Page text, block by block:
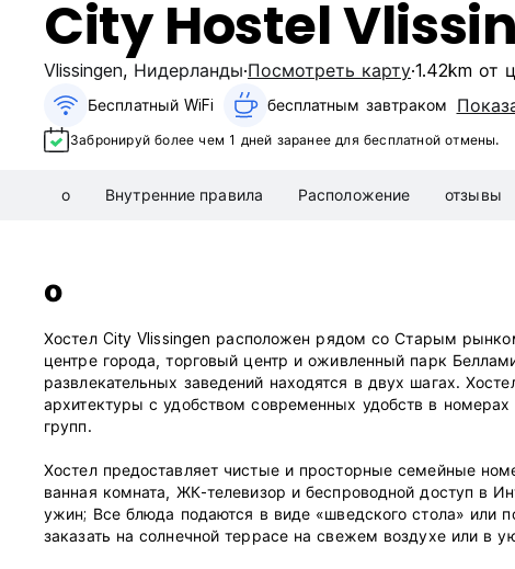
City Hostel
Vlissingen, Нидерланды Посмотреть карту 1.42km от
Бесплатный WiFi бесплатным завтраком‎
Забронируй более чем 1 дней заранее для бесплатной отмены.
о Внутренние правила Расположение отзывы
о
Хостел City Vlissingen расположен рядом со Старым
центре города, торговый центр и оживленный парк
развлекательных заведений находятся в двух шагах.
архитектуры с удобством современных удобств в
групп.
Хостел предоставляет чистые и просторные семейные
ванная комната, ЖК-телевизор и беспроводной доступ в
ужин; Все блюда подаются в виде «шведского стола» или
заказать на солнечной террасе на свежем воздухе или в